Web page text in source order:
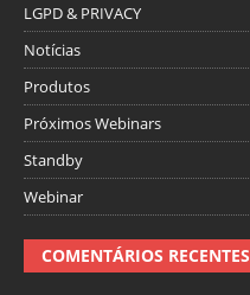
LGPD & PRIVACY
Notícias
Produtos
Próximos Webinars
Standby
Webinar
COMENTÁRIOS RECENTES